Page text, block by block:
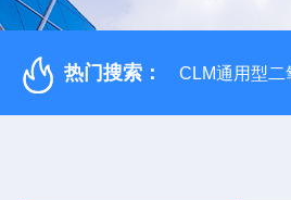
热门搜索： CLM通用型二